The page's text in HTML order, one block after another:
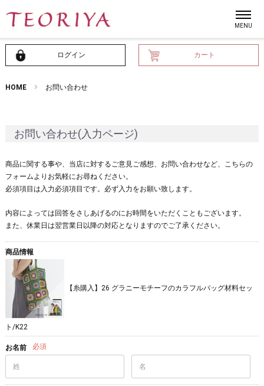
ログイン カート
HOME お問い合わせ
お問い合わせ(入力ページ)
商品に関する事や、当店に対するご意見ご感想、お問い合わせなど、こちらの
フォームよりお気軽にお尋ねください。
必須項目は入力必須項目です。必ず入力をお願い致します。
内容によっては回答をさしあげるのにお時間をいただくこともございます。
また、休業日は翌営業日以降の対応となりますのでご了承ください。
商品情報
【糸購入】26 グラニーモチーフのカラフルバッグ材料セッ
ト/K22
お名前 必須